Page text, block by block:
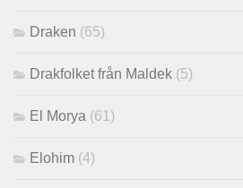
Draken (65)
Drakfolket från Maldek (5)
El Morya (61)
Elohim (4)